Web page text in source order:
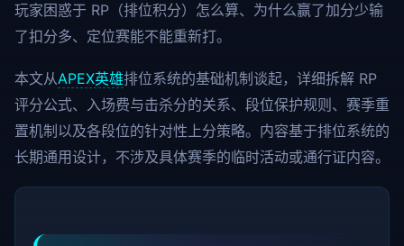
玩家困惑于 RP（排位积分）怎么算、为什么赢了加分少输
了扣分多、定位赛能不能重新打。
本文从APEX英雄排位系统的基础机制谈起，详细拆解 RP
评分公式、入场费与击杀分的关系、段位保护规则、赛季重
置机制以及各段位的针对性上分策略。内容基于排位系统的
长期通用设计，不涉及具体赛季的临时活动或通行证内容。